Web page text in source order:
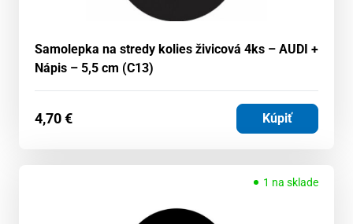
Samolepka na stredy kolies živicová 4ks – AUDI +
Nápis – 5,5 cm (C13)
4,70€ Kúpiť
1 na sklade